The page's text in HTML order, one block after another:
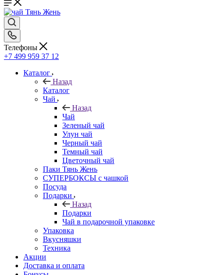
Телефоны
+7 499 959 37 12
Каталог
Назад
Каталог
Чай
Назад
Чай
Зеленый чай
Улун чай
Черный чай
Темный чай
Цветочный чай
Паки Тянь Жень
СУПЕРБОКСЫ с чашкой
Посуда
Подарки
Назад
Подарки
Чай в подарочной упаковке
Упаковка
Вкусняшки
Техника
Акции
Доставка и оплата